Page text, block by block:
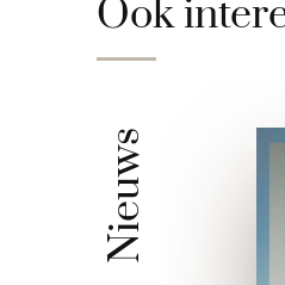
Ook
Nieuws